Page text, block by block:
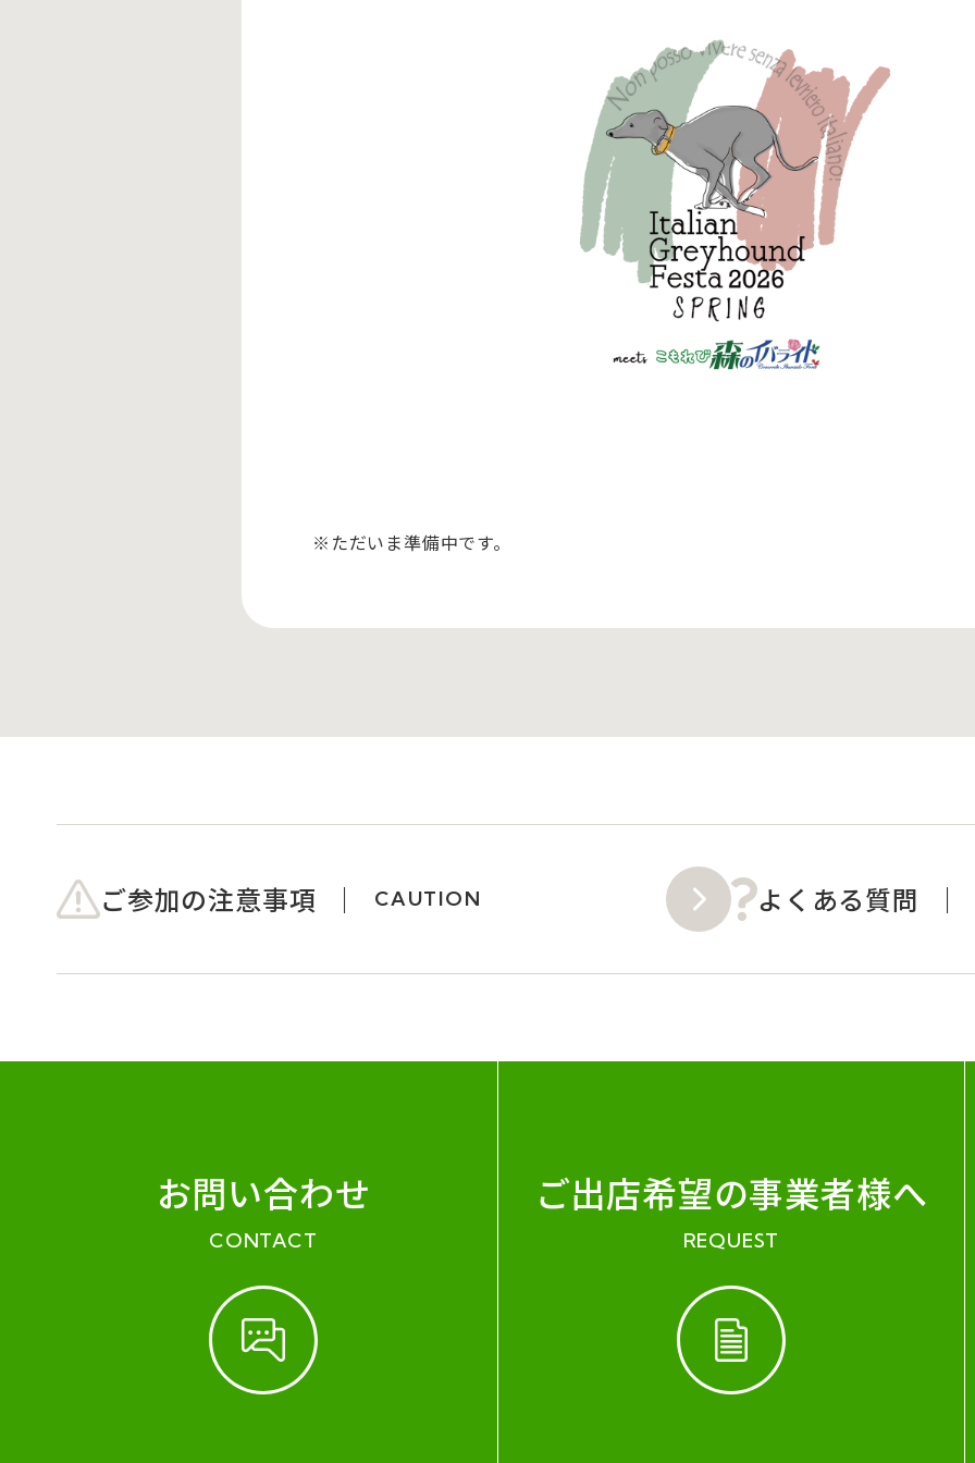
※ただいま準備中です。
ご参加の注意事項 CAUTION よくある質問
お問い合わせ
CONTACT
ご出店希望の事業者様へ
REQUEST